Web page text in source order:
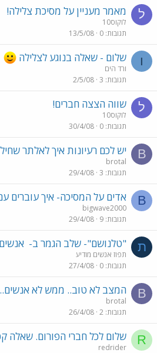
ל מאמר מעניין על מסיכת צלילה!
לוקוס10
תגובות 0
13/5/08
ו שלום - שאלה בנוגע לצלילה
ורד הים
תגובות 3
2/5/08
ל שווה הצצה חברים!
לוקוס10
תגובות 0
30/4/08
B יש לכם רעיונות איך לאלתר
brotal
תגובות 3
29/4/08
B אדים על המסיכה- איך עוברים
bigwave2000
תגובות 9
29/4/08
ת "טלנושם"- שלב הגמר ב- אנשים
תפוז אנשים מודיע
תגובות 0
27/4/08
B המצב לא טוב.. ממש לא אנשים..
brotal
תגובות 2
26/4/08
R שלום לכל חברי הפורום. שאלה
redrider